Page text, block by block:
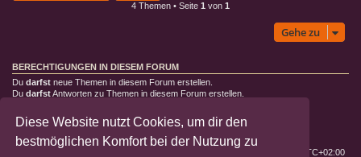
Diese Website nutzt Cookies, um dir den
bestmöglichen Komfort bei der Nutzung zu
4 Themen • Seite 1 von 1
Gehe zu
BERECHTIGUNGEN IN DIESEM FORUM
Du darfst neue Themen in diesem Forum erstellen.
Du darfstAntworten zu Themen in diesem Forum erstellen.
Du darfst deine Beiträge in diesem Forum
löschen.
Du darfst keineDateianhänge in diesem Forum erstellen.
UTC+02:00